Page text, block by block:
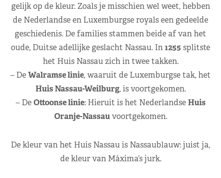
gelijk op de kleur. Zoals je misschien wel weet, hebben
de Nederlandse en Luxemburgse royals een gedeelde
geschiedenis. De families stammen beide af van het
oude, Duitse adellijke geslacht Nassau. In1255 splitste
het Huis Nassau zich in twee takken.
– DeWalramse linie, waaruit de Luxemburgse tak, het
Huis Nassau-Weilburg, is voortgekomen.
– DeOttoonse linie: Hieruit is het NederlandseHuis
Oranje-Nassauvoortgekomen.
De kleur van het Huis Nassau is Nassaublauw: juist ja,
de kleur van Máxima’s jurk.